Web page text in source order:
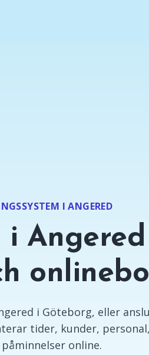
I ANGERED
i
i Göteborg, eller
tider, kunder,
online.